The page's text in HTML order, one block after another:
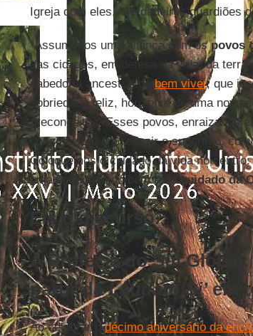
Igreja com eles, “verdadeiros guardiões
“Assumimos uma aliança com ospovos
das cidades, em defesa da vida, da
sabedoria ancestral dobem viver, que
sobriedade feliz, horizonte de uma nova
preconceitos. Esses povos, enraizados
consumismo e a reduzir o supérfluo,
Coloquemos o cuidado da vida no
uma economia do bem e docuidado da
Eis o discurso.
A Profecia do Sul
partir daLaudato Si’em
Ao celebrar odécimo aniversário da